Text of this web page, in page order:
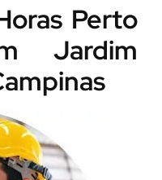
Perto
Jardim